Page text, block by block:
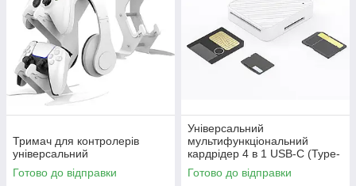
Тримач для контролерів
універсальний
Готово до відправки
Універсальний
мультифункціональний
кардрідер 4 в 1 USB-C (Type-
C) для карт пам'яті SD / M2 /
XD / SM (SmartMedia), білий
Готово до відправки